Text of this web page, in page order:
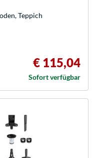
Teppich
€ 115,04
Sofort verfügbar